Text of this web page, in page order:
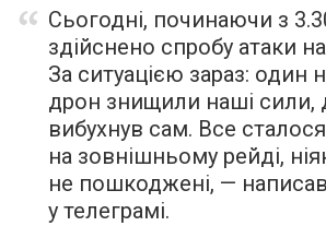
Сьогодні, починаючи з
здійснено спробу атаки
За ситуацією зараз: один
дрон знищили наші сили,
вибухнув сам. Все сталося
на зовнішньому рейді,
не пошкоджені, —
у телеграмі.